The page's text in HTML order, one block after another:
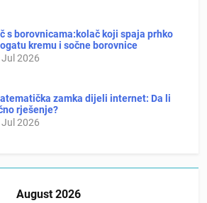
s borovnicama:kolač koji spaja prhko
kremu i sočne borovnice
Jul 2026
zamka dijeli internet: Da li
rješenje?
Jul 2026
August 2026